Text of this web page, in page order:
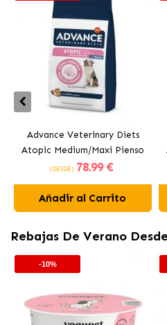
Advance Veterinary Diets
Atopic Medium/Maxi Pienso
para Perros Medianos y
(DESDE) 78.99 €
Añadir al Carrito
Rebajas De Verano
-10%